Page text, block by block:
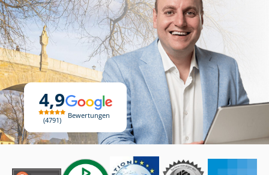
4,9
4791
Bewertungen